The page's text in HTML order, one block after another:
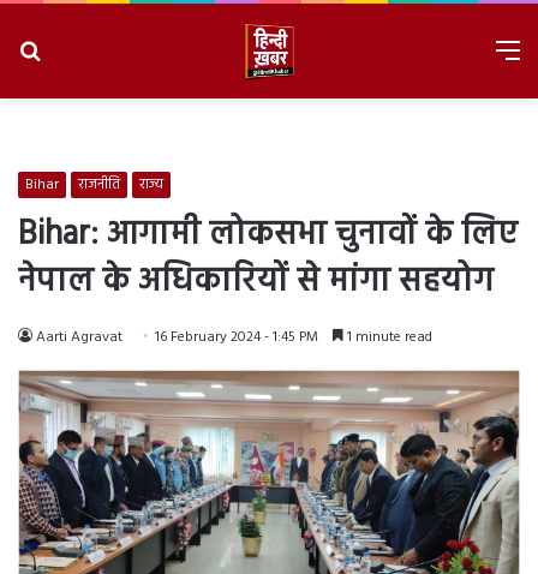
Bihar राजनीति राज्य
Bihar: आगामी लोकसभा चुनावों के लिए
नेपाल के अधिकारियों से मांगा सहयोग
Aarti Agravat 16 February 2024 - 1:45 PM 1 minute read